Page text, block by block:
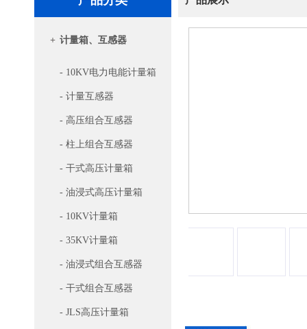
+ 计量箱、互感器
- 10KV电力电能计量箱
- 计量互感器
- 高压组合互感器
- 柱上组合互感器
- 干式高压计量箱
- 油浸式高压计量箱
- 10KV计量箱
- 35KV计量箱
- 油浸式组合互感器
- 干式组合互感器
- JLS高压计量箱